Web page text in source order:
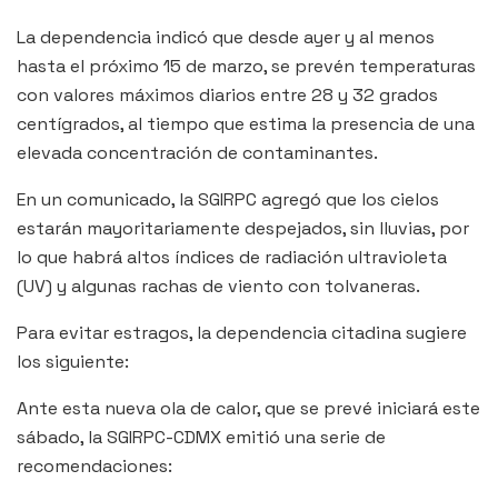
La dependencia indicó que desde ayer y al menos
hasta el próximo 15 de marzo, se prevén temperaturas
con valores máximos diarios entre 28 y 32 grados
centígrados, al tiempo que estima la presencia de una
elevada concentración de contaminantes.
En un comunicado, la SGIRPC agregó que los cielos
estarán mayoritariamente despejados, sin lluvias, por
lo que habrá altos índices de radiación ultravioleta
(UV) y algunas rachas de viento con tolvaneras.
Para evitar estragos, la dependencia citadina sugiere
los siguiente:
Ante esta nueva ola de calor, que se prevé iniciará este
sábado, la SGIRPC-CDMX emitió una serie de
recomendaciones: